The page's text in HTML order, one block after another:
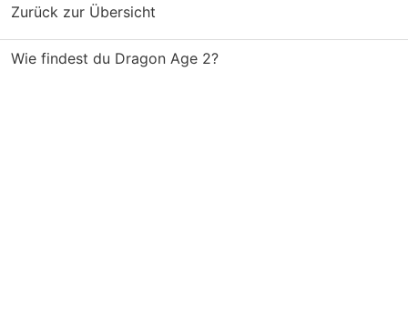
Zurück zur Übersicht
Wie findest du Dragon Age 2?